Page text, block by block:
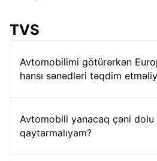
TVS
Avtomobilimi götürərkən
hansı sənədləri təqdim
Avtomobili yanacaq çəni dolu
qaytarmalıyam?